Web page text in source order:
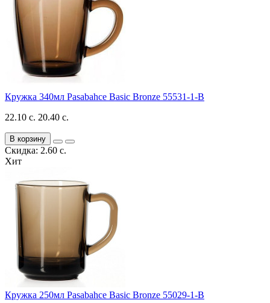
Кружка 340мл Pasabahce Basic Bronze 55531-1-B
22.10 с. 20.40 с.
В корзину
Скидка: 2.60 с.
Хит
Кружка 250мл Pasabahce Basic Bronze 55029-1-B